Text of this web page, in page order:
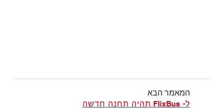
המאמר הבא
ל- FlixBus תהיה תחנה חדשה